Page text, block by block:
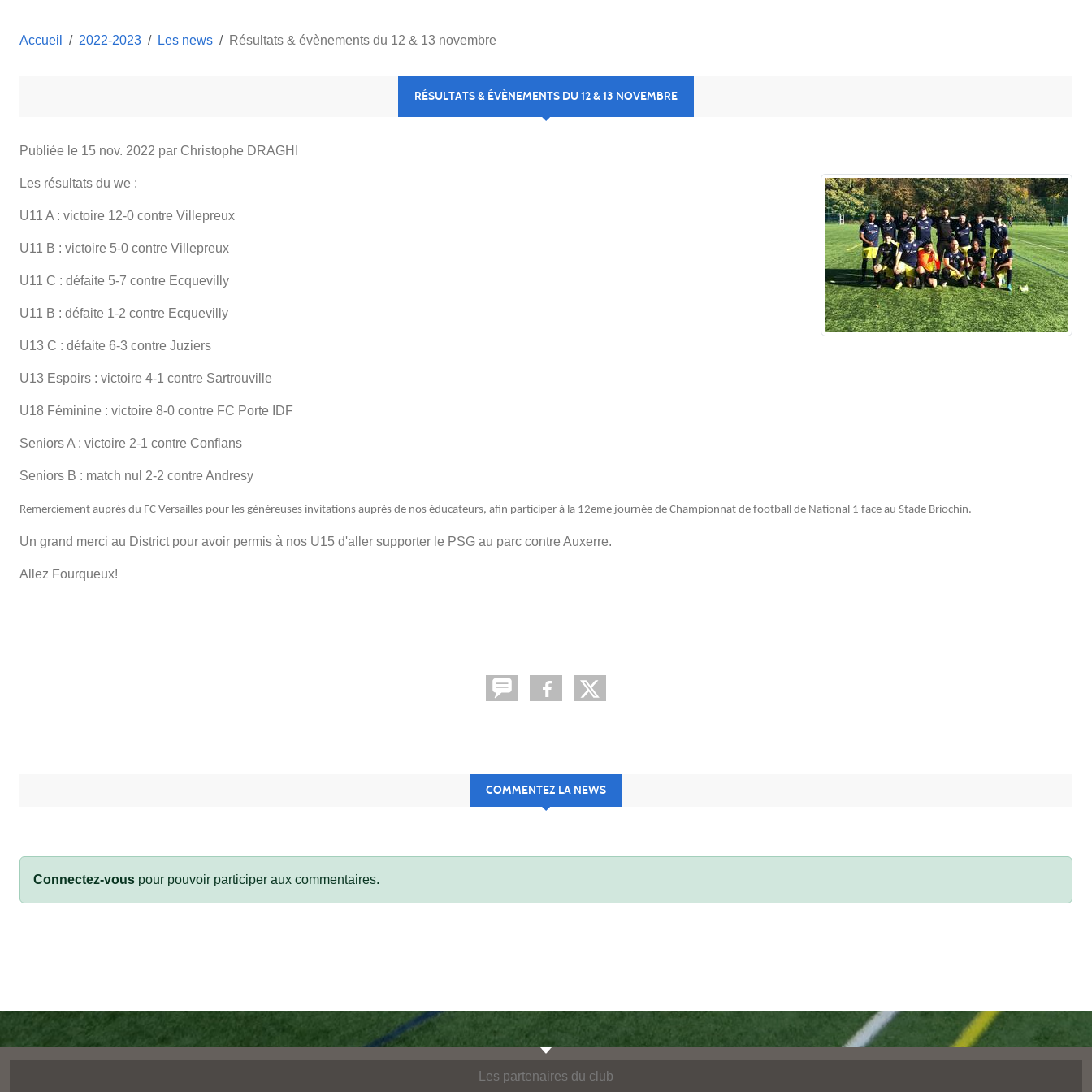
Accueil 2022-2023 Les news Résultats & évènements du 12 & 13 novembre
RÉSULTATS & ÉVÈNEMENTS DU 12 & 13 NOVEMBRE
Publiée le 15 nov. 2022 par Christophe DRAGHI
Les résultats du we :
U11 A : victoire 12-0 contre Villepreux
U11 B : victoire 5-0 contre Villepreux
U11 C : défaite 5-7 contre Ecquevilly
U11 B : défaite 1-2 contre Ecquevilly
U13 C : défaite 6-3 contre Juziers
U13 Espoirs : victoire 4-1 contre Sartrouville
U18 Féminine : victoire 8-0 contre FC Porte IDF
Seniors A : victoire 2-1 contre Conflans
Seniors B : match nul 2-2 contre Andresy
Remerciement auprès du FC Versailles pour les généreuses invitations auprès de nos éducateurs, afin participer à la 12eme journée de Championnat de football de National 1 face au Stade Briochin.
Un grand merci au District pour avoir permis à nos U15 d'aller supporter le PSG au parc contre Auxerre.
Allez Fourqueux!
COMMENTEZ LA NEWS
Connectez-vous pour pouvoir participer aux commentaires.
Les partenaires du club